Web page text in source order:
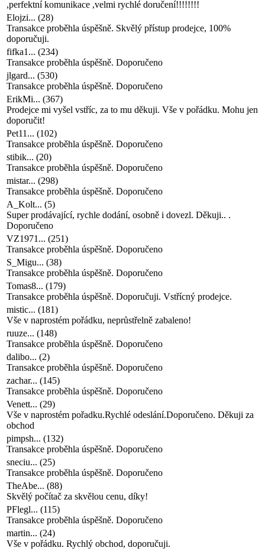
,perfektní komunikace ,velmi rychlé doručení!!!!!!!!
Elojzi... (28)
Transakce proběhla úspěšně. Skvělý přístup prodejce, 100%
doporučuji.
fifka1... (234)
Transakce proběhla úspěšně. Doporučeno
jlgard... (530)
Transakce proběhla úspěšně. Doporučeno
ErikMi... (367)
Prodejce mi vyšel vstříc, za to mu děkuji. Vše v pořádku. Mohu jen
doporučit!
Pet11... (102)
Transakce proběhla úspěšně. Doporučeno
stibik... (20)
Transakce proběhla úspěšně. Doporučeno
mistar... (298)
Transakce proběhla úspěšně. Doporučeno
A_Kolt... (5)
Super prodávající, rychle dodání, osobně i dovezl. Děkuji.. .
Doporučeno
VZ1971... (251)
Transakce proběhla úspěšně. Doporučeno
S_Migu... (38)
Transakce proběhla úspěšně. Doporučeno
Tomas8... (179)
Transakce proběhla úspěšně. Doporučuji. Vstřícný prodejce.
mistic... (181)
Vše v naprostém pořádku, neprůstřelně zabaleno!
ruuze... (148)
Transakce proběhla úspěšně. Doporučeno
dalibo... (2)
Transakce proběhla úspěšně. Doporučeno
zachar... (145)
Transakce proběhla úspěšně. Doporučeno
Venett... (29)
Vše v naprostém pořadku.Rychlé odeslání.Doporučeno. Děkuji za
obchod
pimpsh... (132)
Transakce proběhla úspěšně. Doporučeno
sneciu... (25)
Transakce proběhla úspěšně. Doporučeno
TheAbe... (88)
Skvělý počítač za skvělou cenu, díky!
PFlegl... (115)
Transakce proběhla úspěšně. Doporučeno
martin... (24)
Vše v pořádku. Rychlý obchod, doporučuji.